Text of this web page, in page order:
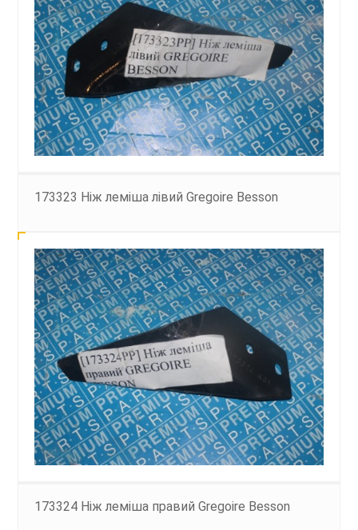
173323 Ніж леміша лівий Gregoire Besson
173324 Ніж леміша правий Gregoire Besson